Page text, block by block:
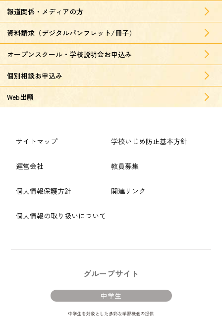
報道関係・メディアの方
資料請求（デジタルパンフレット/冊子）
オープンスクール・学校説明会お申込み
個別相談お申込み
Web出願
サイトマップ
運営会社
個人情報保護方針
個人情報の取り扱いについて
学校いじめ防止基本方針
教員募集
関連リンク
グループサイト
中学生